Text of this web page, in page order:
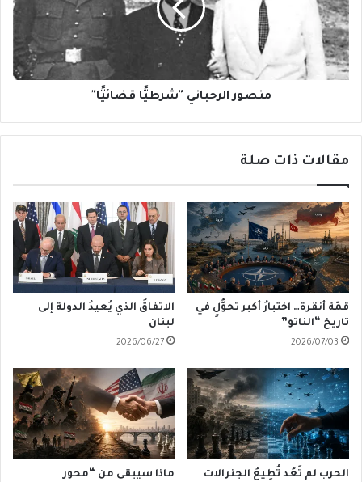
منصور الرحباني "شرطيًّا قضائيًّا"
مقالات ذات صلة
قمّة أنقرة… اختبارُ أكبر تحوُّلٍ في
تاريخ “الناتو”
2026/07/03
الاتفاقُ الذي يُعيدُ الدولة إلى
لبنان
2026/06/27
الحرب لم تَعُد تُطِيعُ الجنرالات
ماذا سيبقى من “محور